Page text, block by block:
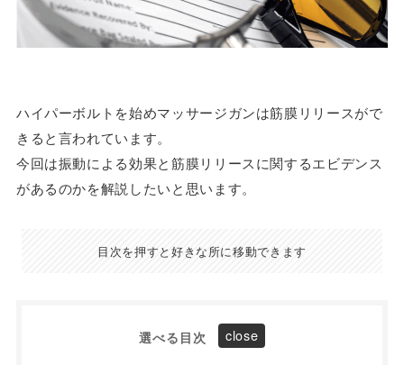
ハイパーボルトを始めマッサージガンは筋膜リリースがで
きると言われています。
今回は振動による効果と筋膜リリースに関するエビデンス
があるのかを解説したいと思います。
目次を押すと好きな所に移動できます
選べる目次